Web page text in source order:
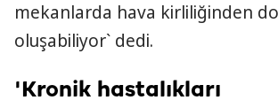
mekanlarda hava kirliliğinden
oluşabiliyor` dedi.
'Kronik hastalıkları